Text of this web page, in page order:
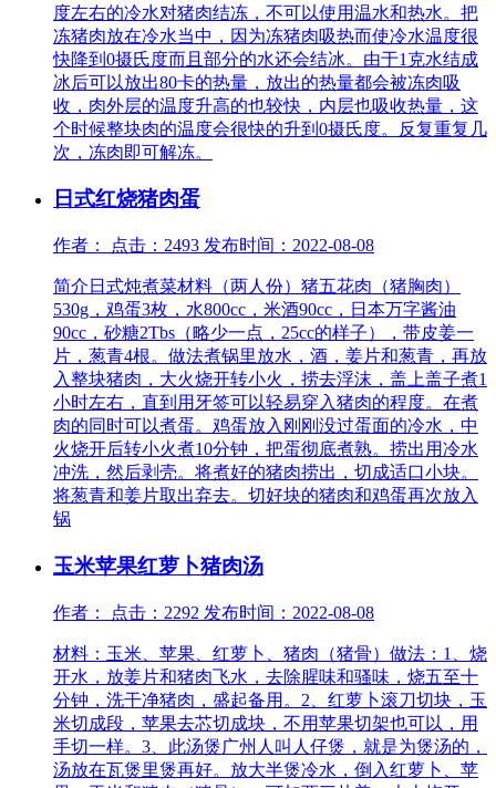
度左右的冷水对猪肉结冻，不可以使用温水和热水。把
冻猪肉放在冷水当中，因为冻猪肉吸热而使冷水温度很
快降到0摄氏度而且部分的水还会结冰。由于1克水结成
冰后可以放出80卡的热量，放出的热量都会被冻肉吸
收，肉外层的温度升高的也较快，内层也吸收热量，这
个时候整块肉的温度会很快的升到0摄氏度。反复重复几
次，冻肉即可解冻。
日式红烧猪肉蛋
作者： 点击：2493 发布时间：2022-08-08
简介日式炖煮菜材料（两人份）猪五花肉（猪胸肉）
530g，鸡蛋3枚，水800cc，米酒90cc，日本万字酱油
90cc，砂糖2Tbs（略少一点，25cc的样子），带皮姜一
片，葱青4根。做法煮锅里放水，酒，姜片和葱青，再放
入整块猪肉，大火烧开转小火，捞去浮沫，盖上盖子煮1
小时左右，直到用牙签可以轻易穿入猪肉的程度。在煮
肉的同时可以煮蛋。鸡蛋放入刚刚没过蛋面的冷水，中
火烧开后转小火煮10分钟，把蛋彻底煮熟。捞出用冷水
冲洗，然后剥壳。将煮好的猪肉捞出，切成适口小块。
将葱青和姜片取出弃去。切好块的猪肉和鸡蛋再次放入
锅
玉米苹果红萝卜猪肉汤
作者： 点击：2292 发布时间：2022-08-08
材料：玉米、苹果、红萝卜、猪肉（猪骨）做法：1、烧
开水，放姜片和猪肉飞水，去除腥味和骚味，烧五至十
分钟，洗干净猪肉，盛起备用。2、红萝卜滚刀切块，玉
米切成段，苹果去芯切成块，不用苹果切架也可以，用
手切一样。3、此汤煲广州人叫人仔煲，就是为煲汤的，
汤放在瓦煲里煲再好。放大半煲冷水，倒入红萝卜、苹